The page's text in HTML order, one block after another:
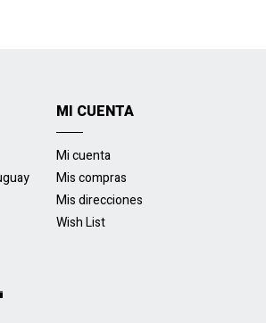
MI CUENTA
Mi cuenta
Mis compras
Mis direcciones
Wish List